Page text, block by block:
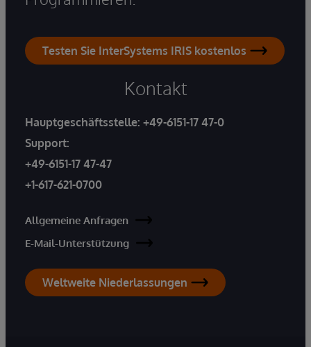
Testen Sie InterSystems IRIS kostenlos
Kontakt
Hauptgeschäftsstelle: +49-6151-17 47-0
Support:
+49-6151-17 47-47
+1-617-621-0700
Allgemeine Anfragen
E-Mail-Unterstützung
Weltweite Niederlassungen